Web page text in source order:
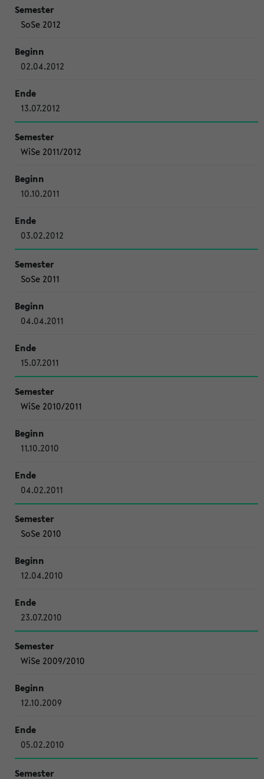
SoSe 2012
02.04.2012
13.07.2012
WiSe 2011/2012
10.10.2011
03.02.2012
SoSe 2011
04.04.2011
15.07.2011
WiSe 2010/2011
11.10.2010
04.02.2011
SoSe 2010
12.04.2010
23.07.2010
WiSe 2009/2010
12.10.2009
05.02.2010